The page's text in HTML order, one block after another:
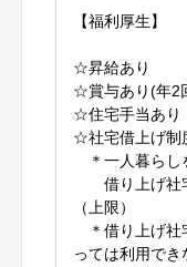
【福利厚生】
☆昇給あり
☆賞与あり(年2
☆住宅手当あり
☆社宅借上げ制
＊一人暮らし
借り上げ社宅
（上限）
＊借り上げ社
っては利用でき